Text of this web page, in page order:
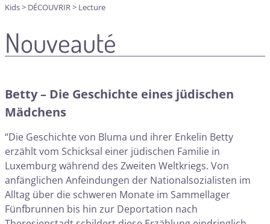
Kids> DÉCOUVRIR> Lecture
Nouveauté
Betty – Die Geschichte eines jüdischen
Mädchens
“Die Geschichte von Bluma und ihrer Enkelin Betty
erzählt vom Schicksal einer jüdischen Familie in
Luxemburg während des Zweiten Weltkriegs. Von
anfänglichen Anfeindungen der Nationalsozialisten im
Alltag über die schweren Monate im Sammellager
Fünfbrunnen bis hin zur Deportation nach